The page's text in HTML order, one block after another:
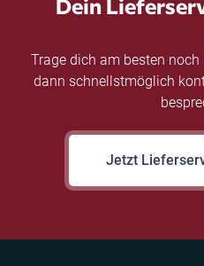
Trage dich am besten
dann schnellstmöglich
Jetzt